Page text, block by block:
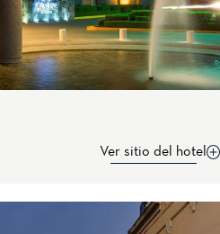
Ver sitio del hotel